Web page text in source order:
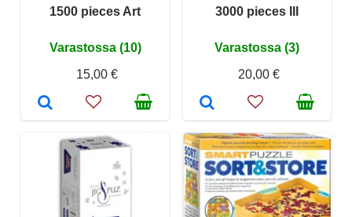
1500 pieces Art
Varastossa (10)
15,00 €
3000 pieces III
Varastossa (3)
20,00 €